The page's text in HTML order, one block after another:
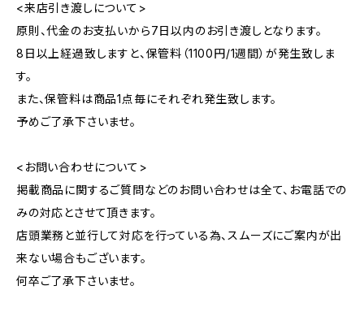
<来店引き渡しについて>
原則、代金のお支払いから7日以内のお引き渡しとなります。
8日以上経過致しますと、保管料（1100円/1週間）が発生致しま
す。
また、保管料は商品1点毎にそれぞれ発生致します。
予めご了承下さいませ。
<お問い合わせについて>
掲載商品に関するご質問などのお問い合わせは全て、お電話での
みの対応とさせて頂きます。
店頭業務と並行して対応を行っている為、スムーズにご案内が出
来ない場合もございます。
何卒ご了承下さいませ。